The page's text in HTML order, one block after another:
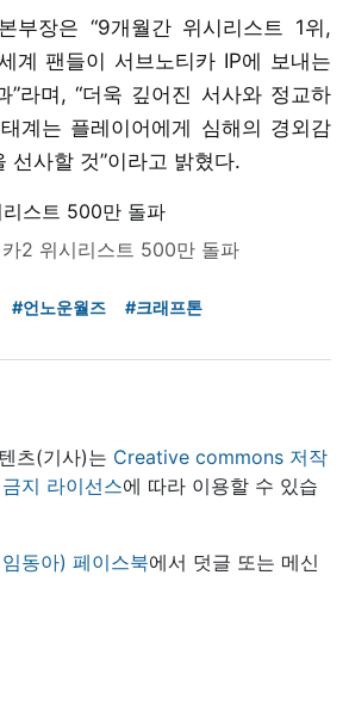
부장은 “9개월간 위시리스트 1위,
계 팬들이 서브노티카 IP에 보내는
”라며, “더욱 깊어진 서사와 정교하
계는 플레이어에게 심해의 경외감
선사할 것”이라고 밝혔다.
2 위시리스트 500만 돌파
#언노운월즈 #크래프톤
츠(기사)는 Creative commons 저작
지 라이선스에 따라 이용할 수 있습
동아) 페이스북에서 덧글 또는 메신